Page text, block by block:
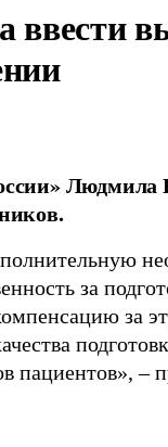
ввести
за
за
пациентов», –